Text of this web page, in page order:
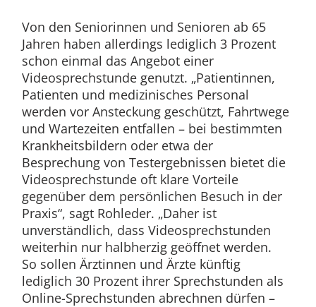
Von den Seniorinnen und Senioren ab 65
Jahren haben allerdings lediglich 3 Prozent
schon einmal das Angebot einer
Videosprechstunde genutzt. „Patientinnen,
Patienten und medizinisches Personal
werden vor Ansteckung geschützt, Fahrtwege
und Wartezeiten entfallen – bei bestimmten
Krankheitsbildern oder etwa der
Besprechung von Testergebnissen bietet die
Videosprechstunde oft klare Vorteile
gegenüber dem persönlichen Besuch in der
Praxis“, sagt Rohleder. „Daher ist
unverständlich, dass Videosprechstunden
weiterhin nur halbherzig geöffnet werden.
So sollen Ärztinnen und Ärzte künftig
lediglich 30 Prozent ihrer Sprechstunden als
Online-Sprechstunden abrechnen dürfen –